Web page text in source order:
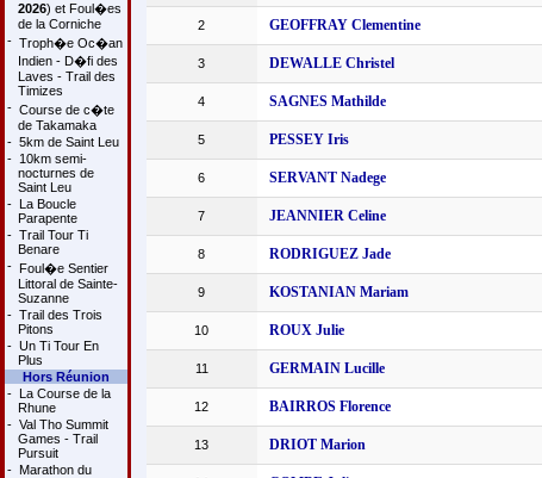
2026) et Foul�es
de la Corniche
- Troph�e Oc�an
Indien - D�fi des
Laves - Trail des
Timizes
- Course de c�te
de Takamaka
- 5km de Saint Leu
- 10km semi-
nocturnes de
Saint Leu
- La Boucle
Parapente
- Trail Tour Ti
Benare
- Foul�e Sentier
Littoral de Sainte-
Suzanne
- Trail des Trois
Pitons
- Un Ti Tour En
Plus
Hors Réunion
- La Course de la
Rhune
- Val Tho Summit
Games - Trail
Pursuit
- Marathon du
2 GEOFFRAY Clementine
3 DEWALLE Christel
4 SAGNES Mathilde
5 PESSEY Iris
6 SERVANT Nadege
7 JEANNIER Celine
8 RODRIGUEZ Jade
9 KOSTANIAN Mariam
10 ROUX Julie
11 GERMAIN Lucille
12 BAIRROS Florence
13 DRIOT Marion